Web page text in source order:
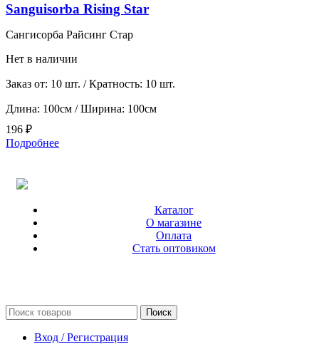
Sanguisorba Rising Star
Сангисорба Райсинг Стар
Нет в наличии
Заказ от: 10 шт. / Кратность: 10 шт.
Длина: 100см / Ширина: 100см
196 ₽
Подробнее
Каталог
О магазине
Оплата
Стать оптовиком
Поиск
Вход / Регистрация